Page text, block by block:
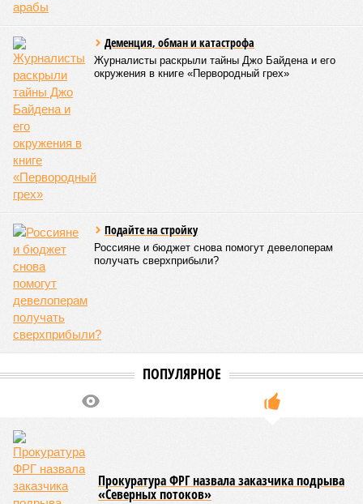
Деменция, обман и катастрофа
Журналисты раскрыли тайны Джо Байдена и его
окружения в книге «Первородный грех»
Подайте на стройку
Россияне и бюджет снова помогут девелоперам
получать сверхприбыли?
ПОПУЛЯРНОЕ
Прокуратура ФРГ назвала заказчика подрыва
«Северных потоков»